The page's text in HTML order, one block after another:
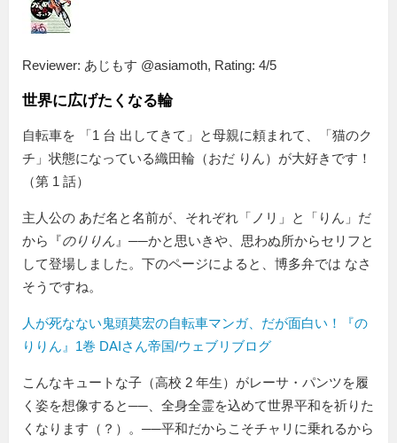
Reviewer: あじもす @asiamoth, Rating: 4/5
世界に広げたくなる輪
自転車を 1 台 出してきて
と母親に頼まれて、「猫のク
チ」状態になっている織田輪（おだ りん）が大好きです！
（第 1 話）
主人公の あだ名と名前が、それぞれ「ノリ」と「りん」だ
から『のりりん 』──かと思いきや、思わぬ所からセリフと
して登場しました。下のページによると、博多弁では なさ
そうですね。
人が死なない鬼頭莫宏の自転車マンガ、だが面白い！『の
りりん』1巻 DAIさん帝国/ウェブリブログ
こんなキュートな子（高校 2 年生）がレーサ・パンツを履
く姿を想像すると──、全身全霊を込めて世界平和を祈りた
くなります（？）。──平和だからこそチャリに乗れるから